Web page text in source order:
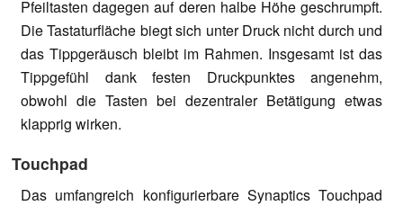
Pfeiltasten dagegen auf deren halbe Höhe geschrumpft.
Die Tastaturfläche biegt sich unter Druck nicht durch und
das Tippgeräusch bleibt im Rahmen. Insgesamt ist das
Tippgefühl dank festen Druckpunktes angenehm,
obwohl die Tasten bei dezentraler Betätigung etwas
klapprig wirken.
Touchpad
Das umfangreich konfigurierbare Synaptics Touchpad